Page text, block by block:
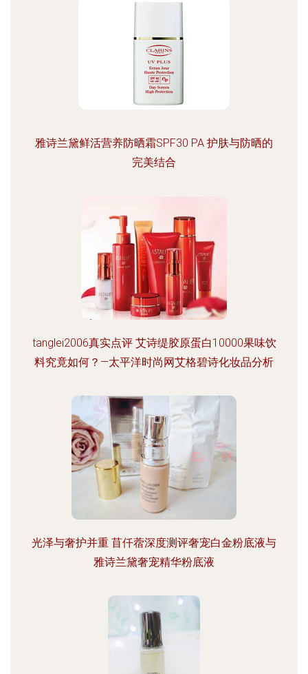
雅诗兰黛鲜活营养防晒霜SPF30 PA 护肤与防晒的
完美结合
tanglei2006真实点评 艾诗缇胶原蛋白10000果味饮
料究竟如何？—太平洋时尚网艾格碧诗化妆品分析
光泽与奢护并重 苜仟蓿深度测评奢宠白金粉底液与
雅诗兰黛奢宠精华粉底液